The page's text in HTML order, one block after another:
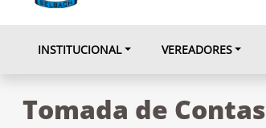
INSTITUCIONAL VEREADORES
Tomada de Contas